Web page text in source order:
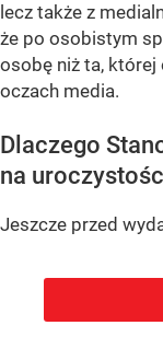
lecz także z
że po osobistym
osobę niż ta, której
oczach media.
Dlaczego
na
Jeszcze przed